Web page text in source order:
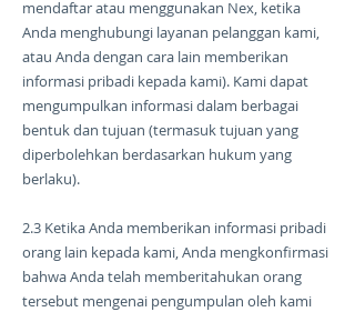
mendaftar atau menggunakan Nex, ketika
Anda menghubungi layanan pelanggan kami,
atau Anda dengan cara lain memberikan
informasi pribadi kepada kami). Kami dapat
mengumpulkan informasi dalam berbagai
bentuk dan tujuan (termasuk tujuan yang
diperbolehkan berdasarkan hukum yang
berlaku).
2.3 Ketika Anda memberikan informasi pribadi
orang lain kepada kami, Anda mengkonfirmasi
bahwa Anda telah memberitahukan orang
tersebut mengenai pengumpulan oleh kami